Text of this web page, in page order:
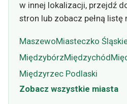
w innej lokalizacji, przejdź
stron lub zobacz pełną listę
MaszewoMiasteczko
MiędzybórzMiędzychód
Międzyrzec Podlaski
Zobacz wszystkie miasta